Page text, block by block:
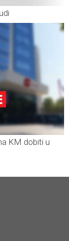
KM dobiti u